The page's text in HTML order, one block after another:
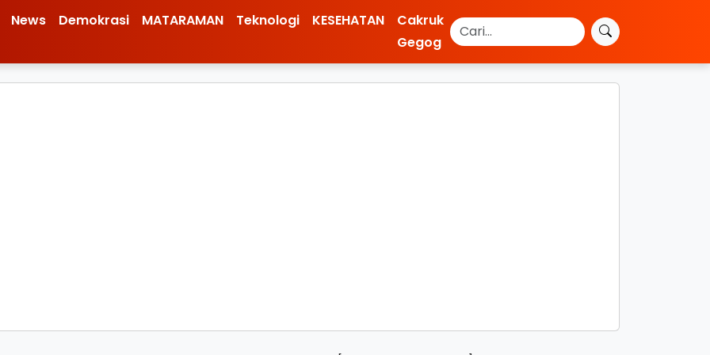
News Demokrasi MATARAMAN Teknologi KESEHATAN
Cakruk
Gegog